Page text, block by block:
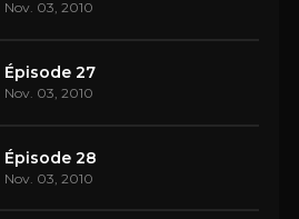
Nov. 03, 2010
Épisode 27
Nov. 03, 2010
Épisode 28
Nov. 03, 2010